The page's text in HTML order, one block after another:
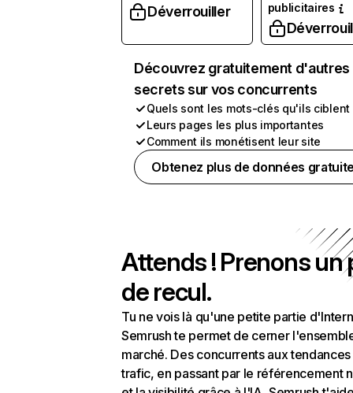
Déverrouiller
publicitaires
Découvrez gratuitement d'autres
secrets sur vos concurrents
Quels sont les mots-clés qu'ils ciblent
Leurs pages les plus importantes
Comment ils monétisent leur site
Obtenez plus de données
Attends ! Prenons un
de recul.
Tu ne vois là qu'une petite partie
Semrush te permet de cerner
marché. Des concurrents aux
trafic, en passant par le référencement